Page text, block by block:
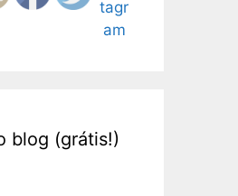
blog (grátis!)